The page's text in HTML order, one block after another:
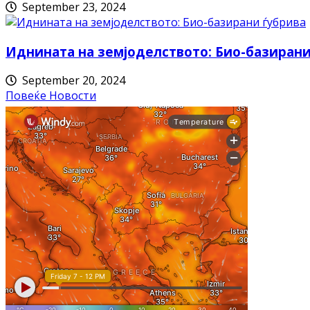
September 23, 2024
Иднината на земјоделството: Био-
September 20, 2024
Повеќе Новости